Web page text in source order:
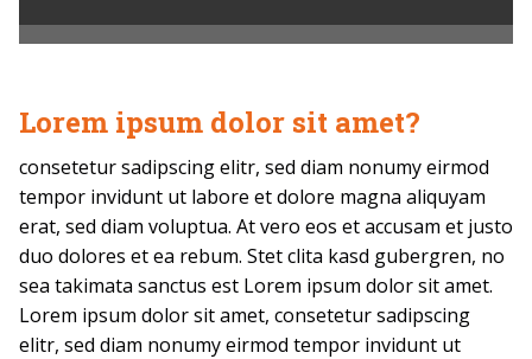
Lorem ipsum dolor sit amet?
consetetur sadipscing elitr, sed diam nonumy eirmod
tempor invidunt ut labore et dolore magna aliquyam
erat, sed diam voluptua. At vero eos et accusam et justo
duo dolores et ea rebum. Stet clita kasd gubergren, no
sea takimata sanctus est Lorem ipsum dolor sit amet.
Lorem ipsum dolor sit amet, consetetur sadipscing
elitr, sed diam nonumy eirmod tempor invidunt ut